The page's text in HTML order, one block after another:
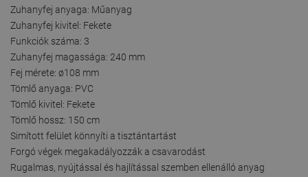
Zuhanyfej anyaga: Műanyag
Zuhanyfej kivitel: Fekete
Funkciók száma: 3
Zuhanyfej magassága: 240 mm
Fej mérete: ø108 mm
Tömlő anyaga: PVC
Tömlő kivitel: Fekete
Tömlő hossz: 150 cm
Simított felület könnyíti a tisztántartást
Forgó végek megakadályozzák a csavarodást
Rugalmas, nyújtással és hajlítással szemben ellenálló anyag